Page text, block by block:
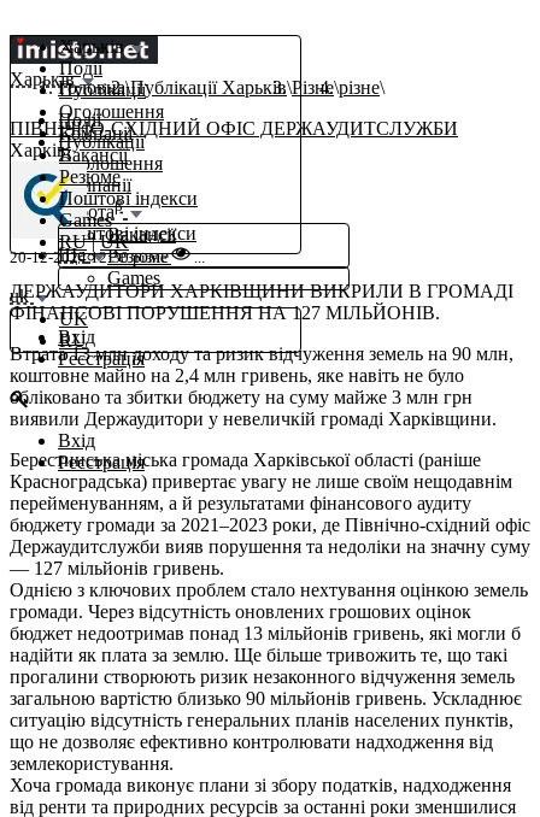
Харьків
Події
Публікації
Оголошення
Компанії
Вакансії
Резюме
Поштові індекси
Games
RU|UK
Харьків
Події
Публікації
Оголошення
Компанії
Роботаβ
Вакансії
Резюме
Поштові індекси
Ще
Games
uk
UK
RU
Вхід
Реєстрація
Вхід
Реєстрація
Головна Публікації Харьків Різне різне
ПІВНІЧНО-СХІДНИЙ ОФІС ДЕРЖАУДИТСЛУЖБИ
Харків,
20-12-2024 12:30різне ...
ДЕРЖАУДИТОРИ ХАРКІВЩИНИ ВИКРИЛИ В ГРОМАДІ
ФІНАНСОВІ ПОРУШЕННЯ НА 127 МІЛЬЙОНІВ.
Втрата 13 млн доходу та ризик відчуження земель на 90 млн,
коштовне майно на 2,4 млн гривень, яке навіть не було
обліковано та збитки бюджету на суму майже 3 млн грн
виявили Держаудитори у невеличкій громаді Харківщини.
Берестинська міська громада Харківської області (раніше
Красноградська) привертає увагу не лише своїм нещодавнім
перейменуванням, а й результатами фінансового аудиту
бюджету громади за 2021–2023 роки, де Північно-східний офіс
Держаудитслужби вияв порушення та недоліки на значну суму
— 127 мільйонів гривень.
Однією з ключових проблем стало нехтування оцінкою земель
громади. Через відсутність оновлених грошових оцінок
бюджет недоотримав понад 13 мільйонів гривень, які могли б
надійти як плата за землю. Ще більше тривожить те, що такі
прогалини створюють ризик незаконного відчуження земель
загальною вартістю близько 90 мільйонів гривень. Ускладнює
ситуацію відсутність генеральних планів населених пунктів,
що не дозволяє ефективно контролювати надходження від
землекористування.
Хоча громада виконує плани зі збору податків, надходження
від ренти та природних ресурсів за останні роки зменшилися